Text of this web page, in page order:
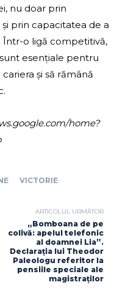
nu doar prin
prin capacitatea de a
Într-o ligă competitivă,
esențiale pentru
și să rămână
home?
VICTORIE
ARTICOLUL URMĂTOR
„Bomboana de pe
colivă: apelul telefonic
al doamnei Lia”.
Declarația lui Theodor
Paleologu referitor la
pensiile speciale ale
magistraților